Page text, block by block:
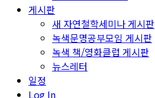
게시판
새 자연철학세미나 게시판
녹색문명공부모임 게시판
녹색 책/영화클럽 게시판
뉴스레터
일정
Log In